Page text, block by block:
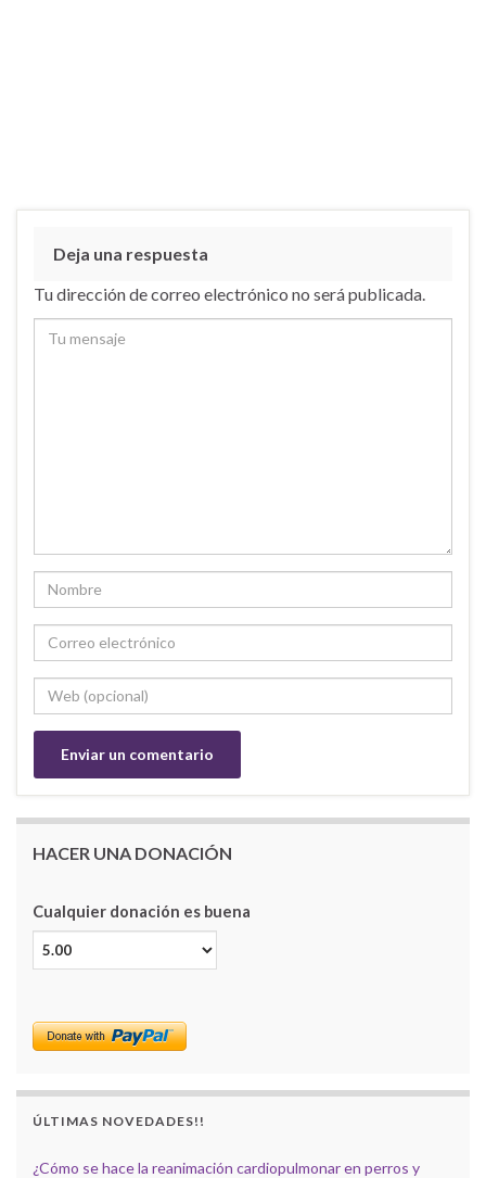
Deja una respuesta
Tu dirección de correo electrónico no será publicada.
HACER UNA DONACIÓN
Cualquier donación es buena
ÚLTIMAS NOVEDADES!!
¿Cómo se hace la reanimación cardiopulmonar en perros y